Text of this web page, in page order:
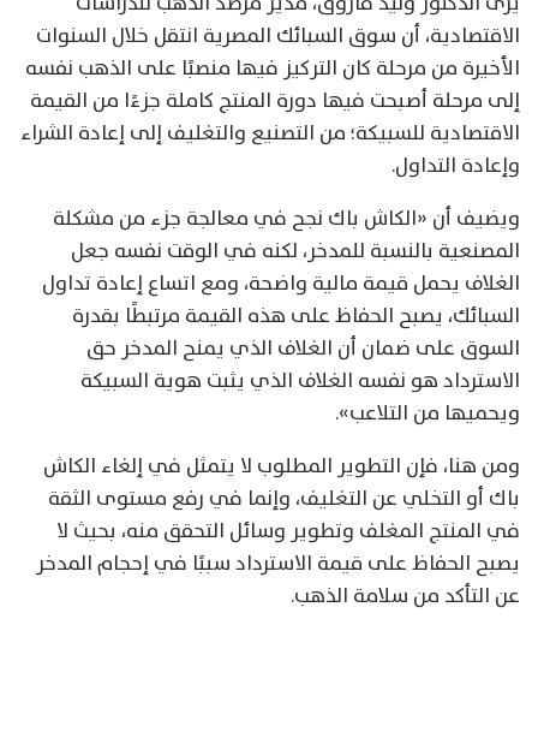
الاقتصادية، أن سوق السبائك المصرية انتقل خلال السنوات
الأخيرة من مرحلة كان التركيز فيها منصبًا على الذهب نفسه
إلى مرحلة أصبحت فيها دورة المنتج كاملة جزءًا من القيمة
الاقتصادية للسبيكة؛ من التصنيع والتغليف إلى إعادة الشراء
وإعادة التداول.
ويضيف أن «الكاش باك نجح في معالجة جزء من مشكلة
المصنعية بالنسبة للمدخر، لكنه في الوقت نفسه جعل
الغلاف يحمل قيمة مالية واضحة، ومع اتساع إعادة تداول
السبائك، يصبح الحفاظ على هذه القيمة مرتبطًا بقدرة
السوق على ضمان أن الغلاف الذي يمنح المدخر حق
الاسترداد هو نفسه الغلاف الذي يثبت هوية السبيكة
ويحميها من التلاعب».
ومن هنا، فإن التطوير المطلوب لا يتمثل في إلغاء الكاش
باك أو التخلي عن التغليف، وإنما في رفع مستوى الثقة
في المنتج المغلف وتطوير وسائل التحقق منه، بحيث لا
يصبح الحفاظ على قيمة الاسترداد سببًا في إحجام المدخر
عن التأكد من سلامة الذهب.